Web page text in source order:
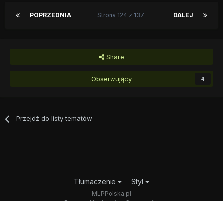
POPRZEDNIA DALEJ
Strona 124 z 137
Share
Obserwujący 4
Przejdź do listy tematów
Tłumaczenie Styl
MLPPolska.pl